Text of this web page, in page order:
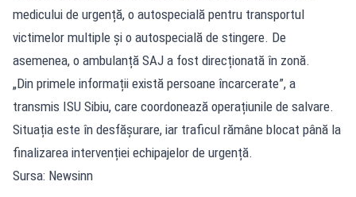
medicului de urgență, o autospecială pentru transportul
victimelor multiple și o autospecială de stingere. De
asemenea, o ambulanță SAJ a fost direcționată în zonă.
„Din primele informații există persoane încarcerate”, a
transmis ISU Sibiu, care coordonează operațiunile de salvare.
Situația este în desfășurare, iar traficul rămâne blocat până la
finalizarea intervenției echipajelor de urgență.
Sursa: Newsinn